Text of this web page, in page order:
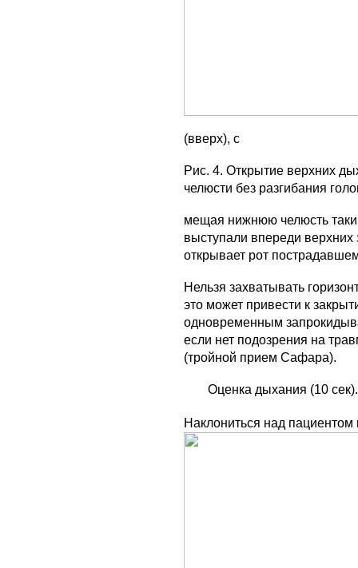
(вверх), с
Рис. 4. Открытие верхних
челюсти без разгибания
мещая нижнюю челюсть
выступали впереди верхних
открывает рот
Нельзя захватывать
это может привести к
одновременным
если нет подозрения на
(тройной прием Сафара).
Оценка дыхания (10 сек).
Наклониться над пациентом